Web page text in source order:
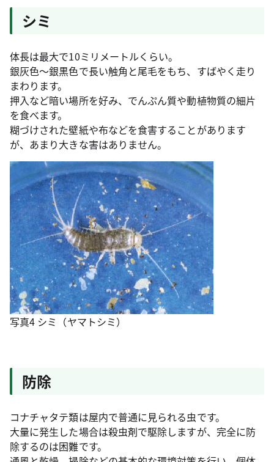
シミ
体長は最大で10ミリメートルくらい。
銀灰色～銀黒色で長い触角と尾毛をもち、すばやく走り
まわります。
押入など暗い場所を好み、でんぷん質や動植物質の細片
を食べます。
糊づけされた壁紙や布などを食害することがあります
が、あまり大きな害はありません。
写真4 シミ（ヤマトシミ）
防除
コナチャタテ類は屋内で普通に見られる虫です。
大量に発生した場合は殺虫剤で駆除しますが、完全に防
除するのは困難です。